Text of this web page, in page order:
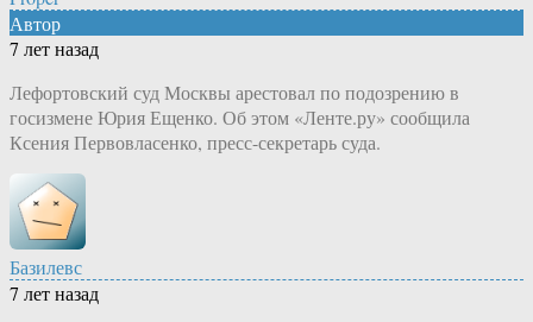
Автор
7 лет назад
Лефортовский суд Москвы арестовал по подозрению в
госизмене Юрия Ещенко. Об этом «Ленте.ру» сообщила
Ксения Первовласенко, пресс-секретарь суда.
Базилевс
7 лет назад